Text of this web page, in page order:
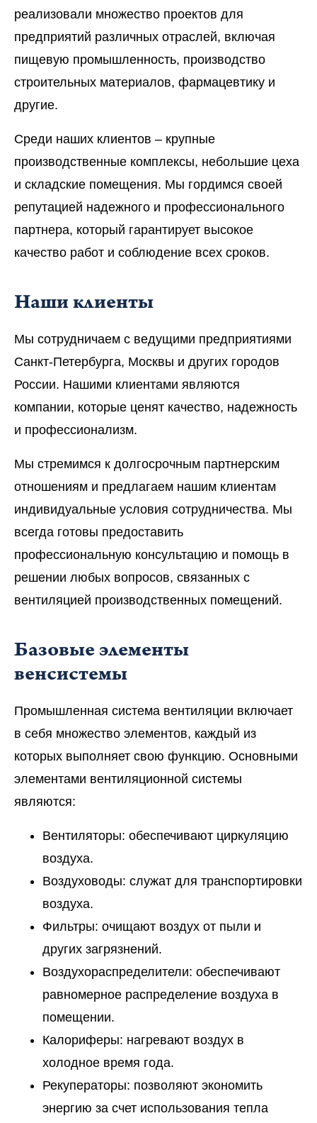
реализовали множество проектов для
предприятий различных отраслей, включая
пищевую промышленность, производство
строительных материалов, фармацевтику и
другие.
Среди наших клиентов – крупные
производственные комплексы, небольшие цеха
и складские помещения. Мы гордимся своей
репутацией надежного и профессионального
партнера, который гарантирует высокое
качество работ и соблюдение всех сроков.
Наши клиенты
Мы сотрудничаем с ведущими предприятиями
Санкт-Петербурга, Москвы и других городов
России. Нашими клиентами являются
компании, которые ценят качество, надежность
и профессионализм.
Мы стремимся к долгосрочным партнерским
отношениям и предлагаем нашим клиентам
индивидуальные условия сотрудничества. Мы
всегда готовы предоставить
профессиональную консультацию и помощь в
решении любых вопросов, связанных с
вентиляцией производственных помещений.
Базовые элементы
венсистемы
Промышленная система вентиляции включает
в себя множество элементов, каждый из
которых выполняет свою функцию. Основными
элементами вентиляционной системы
являются:
Вентиляторы: обеспечивают циркуляцию
воздуха.
Воздуховоды: служат для транспортировки
воздуха.
Фильтры: очищают воздух от пыли и
других загрязнений.
Воздухораспределители: обеспечивают
равномерное распределение воздуха в
помещении.
Калориферы: нагревают воздух в
холодное время года.
Рекуператоры: позволяют экономить
энергию за счет использования тепла